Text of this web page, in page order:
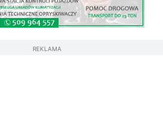
REKLAMA